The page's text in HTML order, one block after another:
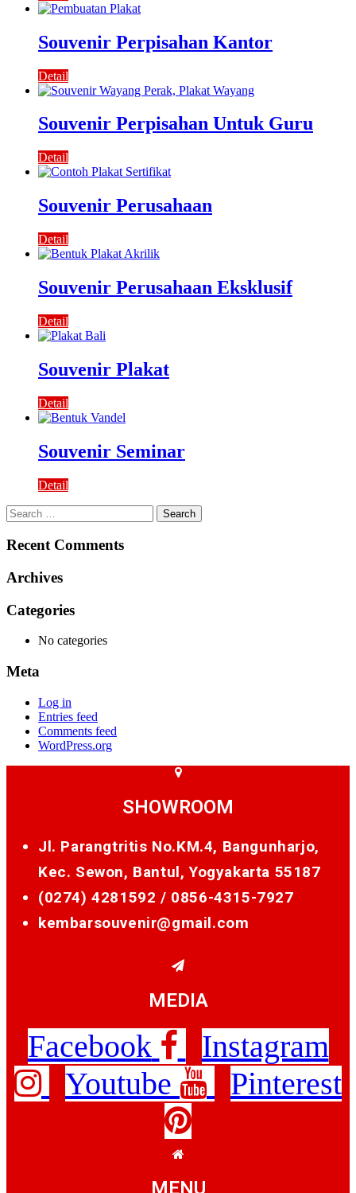
Souvenir Perpisahan Kantor
Detail
Souvenir Perpisahan Untuk Guru
Detail
Souvenir Perusahaan
Detail
Souvenir Perusahaan Eksklusif
Detail
Souvenir Plakat
Detail
Souvenir Seminar
Detail
Search
for:
Recent Comments
Archives
Categories
No categories
Meta
Log in
Entries feed
Comments feed
WordPress.org
SHOWROOM
Jl. Parangtritis No.KM.4, Bangunharjo,
Kec. Sewon, Bantul, Yogyakarta 55187
(0274) 4281592 / 0856-4315-7927
kembarsouvenir@gmail.com
MEDIA
Facebook
Instagram
Youtube
Pinterest